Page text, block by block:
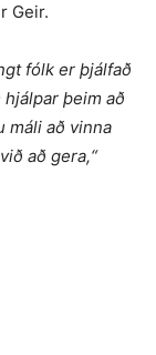
Geir.
fólk er þjálfað
þeim að
máli að vinna
að gera,“